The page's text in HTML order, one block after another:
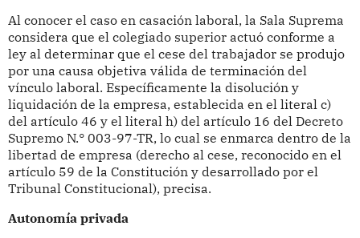
Al conocer el caso en casación laboral, la Sala Suprema
considera que el colegiado superior actuó conforme a
ley al determinar que el cese del trabajador se produjo
por una causa objetiva válida de terminación del
vínculo laboral. Específicamente la disolución y
liquidación de la empresa, establecida en el literal c)
del artículo 46 y el literal h) del artículo 16 del Decreto
Supremo N.° 003-97-TR, lo cual se enmarca dentro de la
libertad de empresa (derecho al cese, reconocido en el
artículo 59 de la Constitución y desarrollado por el
Tribunal Constitucional), precisa.
Autonomía privada